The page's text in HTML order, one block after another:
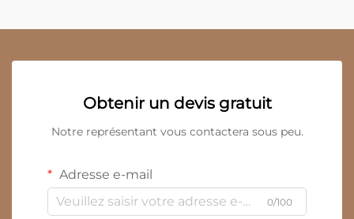
Obtenir un devis gratuit
Notre représentant vous contactera sous peu.
Adresse e-mail
0/100